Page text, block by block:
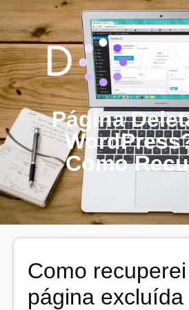
Página
Como
Como
página excluída